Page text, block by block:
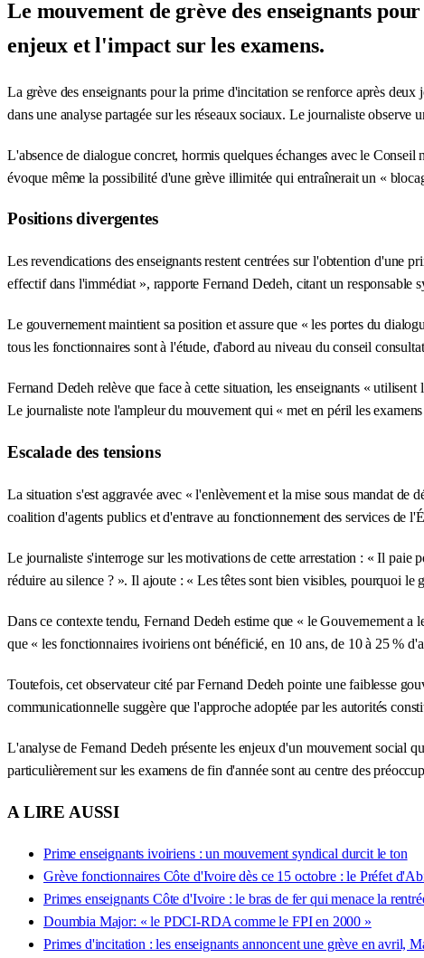
Le mouvement de grève des enseignants
enjeux et l'impact sur les examens.
La grève des enseignants pour la prime d'incitation se renforce après
dans une analyse partagée sur les réseaux sociaux. Le journaliste
L'absence de dialogue concret, hormis quelques échanges avec le
évoque même la possibilité d'une grève illimitée qui entraînerait un «
Positions divergentes
Les revendications des enseignants restent centrées sur l'obtention d'une
effectif dans l'immédiat », rapporte Fernand Dedeh, citant un
Le gouvernement maintient sa position et assure que « les portes du
tous les fonctionnaires sont à l'étude, d'abord au niveau du conseil
Fernand Dedeh relève que face à cette situation, les enseignants «
Le journaliste note l'ampleur du mouvement qui « met en péril les
Escalade des tensions
La situation s'est aggravée avec « l'enlèvement et la mise sous mandat de
coalition d'agents publics et d'entrave au fonctionnement des services de
Le journaliste s'interroge sur les motivations de cette arrestation : « Il
réduire au silence ? ». Il ajoute : « Les têtes sont bien visibles, pourquoi le
Dans ce contexte tendu, Fernand Dedeh estime que « le Gouvernement a
que « les fonctionnaires ivoiriens ont bénéficié, en 10 ans, de 10 à 25 %
Toutefois, cet observateur cité par Fernand Dedeh pointe une faiblesse
communicationnelle suggère que l'approche adoptée par les autorités
L'analyse de Fernand Dedeh présente les enjeux d'un mouvement social
particulièrement sur les examens de fin d'année sont au centre des
A LIRE AUSSI
Prime enseignants ivoiriens : un mouvement syndical durcit le ton
Grève fonctionnaires Côte d'Ivoire dès ce 15 octobre : le Préfet
Primes enseignants Côte d'Ivoire : le bras de fer qui menace la
Doumbia Major: « le PDCI-RDA comme le FPI en 2000 »
Primes d'incitation : les enseignants annoncent une grève en avril,